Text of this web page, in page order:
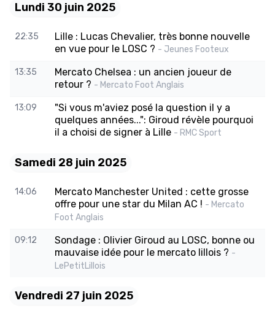
Lundi 30 juin 2025
22:35
Lille : Lucas Chevalier, très bonne nouvelle
en vue pour le LOSC ? - Jeunes Footeux
13:35
Mercato Chelsea : un ancien joueur de
retour ? - Mercato Foot Anglais
13:09
"Si vous m'aviez posé la question il y a
quelques années...": Giroud révèle pourquoi
il a choisi de signer à Lille - RMC Sport
Samedi 28 juin 2025
14:06
Mercato Manchester United : cette grosse
offre pour une star du Milan AC ! - Mercato
Foot Anglais
09:12
Sondage : Olivier Giroud au LOSC, bonne ou
mauvaise idée pour le mercato lillois ? -
LePetitLillois
Vendredi 27 juin 2025